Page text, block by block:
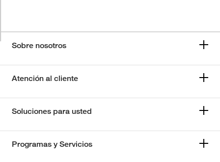
Sobre nosotros
Atención al cliente
Soluciones para usted
Programas y Servicios